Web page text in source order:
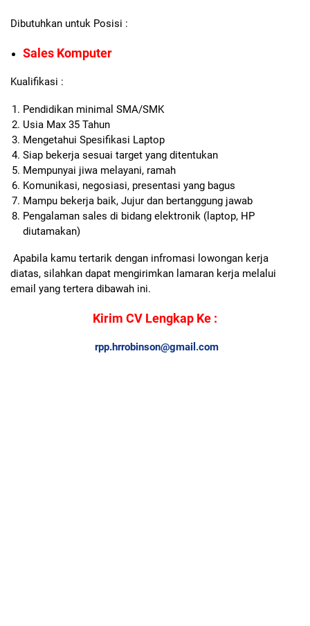
Dibutuhkan untuk Posisi :
Sales Komputer
Kualifikasi :
Pendidikan minimal SMA/SMK
Usia Max 35 Tahun
Mengetahui Spesifikasi Laptop
Siap bekerja sesuai target yang ditentukan
Mempunyai jiwa melayani, ramah
Komunikasi, negosiasi, presentasi yang bagus
Mampu bekerja baik, Jujur dan bertanggung jawab
Pengalaman sales di bidang elektronik (laptop, HP
diutamakan)
Apabila kamu tertarik dengan infromasi lowongan kerja
diatas, silahkan dapat mengirimkan lamaran kerja melalui
email yang tertera dibawah ini.
Kirim CV Lengkap Ke :
rpp.hrrobinson@gmail.com